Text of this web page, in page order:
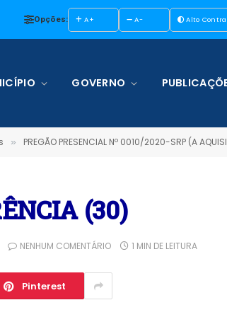
Opções: A+ A- Alto
GOVERNO
» PREGÃO PRESENCIAL Nº 0010/2020-SRP (A
(30)
NENHUM COMENTÁRIO 1 MIN DE LEITURA
Pinterest